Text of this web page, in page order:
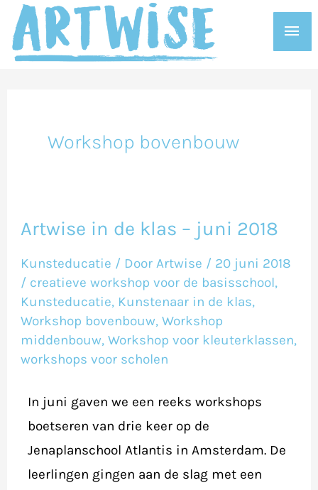
naar
Workshop bovenbouw
Artwise in de klas – juni 2018
Kunsteducatie / DoorArtwise / 20 juni 2018
/ creatieve workshop voor de basisschool,
Kunsteducatie, Kunstenaar in de klas,
Workshop bovenbouw,Workshop
middenbouw,Workshop voor kleuterklassen,
workshops voor scholen
In juni gaven we een reeks workshops
boetseren van drie keer op de
Jenaplanschool Atlantis in Amsterdam. De
leerlingen gingen aan de slag met een
Artwise
de
klas
–
juni